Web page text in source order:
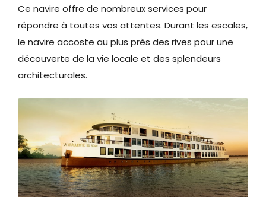
Ce navire offre de nombreux services pour
répondre à toutes vos attentes. Durant les escales,
le navire accoste au plus près des rives pour une
découverte de la vie locale et des splendeurs
architecturales.